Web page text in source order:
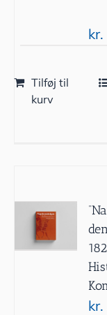
kr.
Tilføj til
kurv
kr.